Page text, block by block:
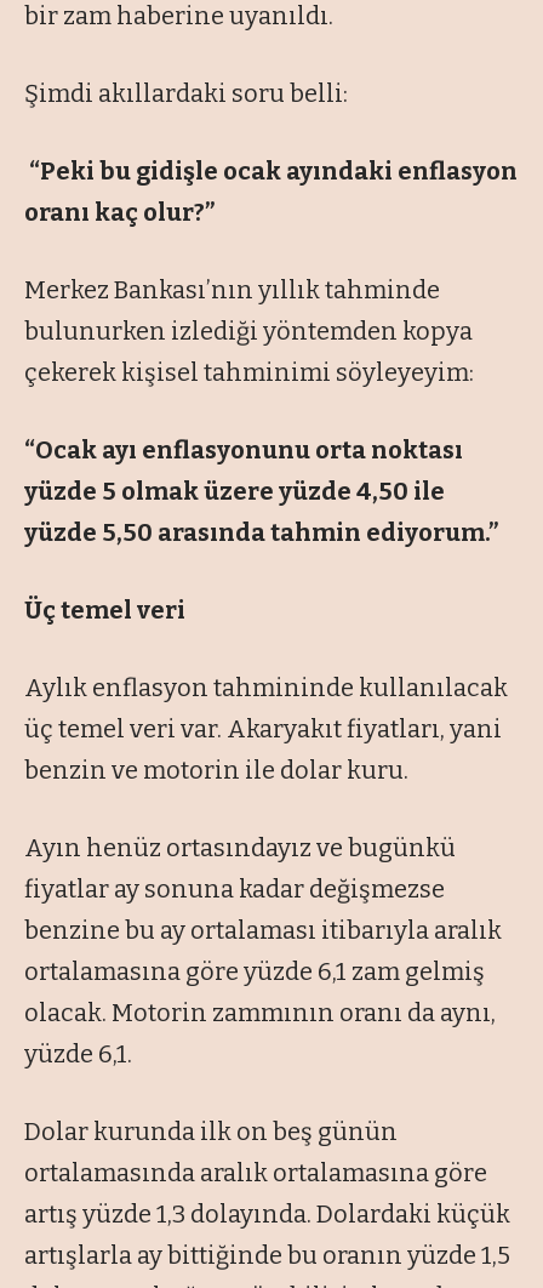
bir zam haberine uyanıldı.
Şimdi akıllardaki soru belli:
“Peki bu gidişle ocak ayındaki enflasyon
oranı kaç olur?”
Merkez Bankası’nın yıllık tahminde
bulunurken izlediği yöntemden kopya
çekerek kişisel tahminimi söyleyeyim:
“Ocak ayı enflasyonunu orta noktası
yüzde 5 olmak üzere yüzde 4,50 ile
yüzde 5,50 arasında tahmin ediyorum.”
Üç temel veri
Aylık enflasyon tahmininde kullanılacak
üç temel veri var. Akaryakıt fiyatları, yani
benzin ve motorin ile dolar kuru.
Ayın henüz ortasındayız ve bugünkü
fiyatlar ay sonuna kadar değişmezse
benzine bu ay ortalaması itibarıyla aralık
ortalamasına göre yüzde 6,1 zam gelmiş
olacak. Motorin zammının oranı da aynı,
yüzde 6,1.
Dolar kurunda ilk on beş günün
ortalamasında aralık ortalamasına göre
artış yüzde 1,3 dolayında. Dolardaki küçük
artışlarla ay bittiğinde bu oranın yüzde 1,5